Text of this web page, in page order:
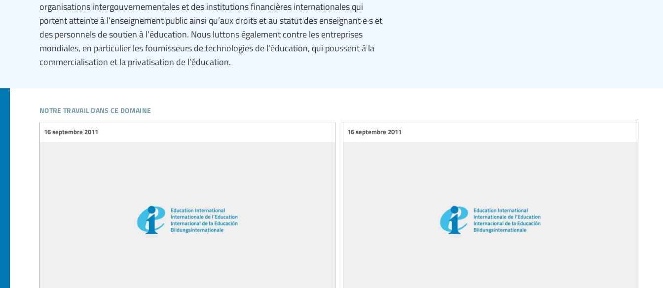
organisations intergouvernementales et des institutions financières internationales qui
portent atteinte à l’enseignement public ainsi qu’aux droits et au statut des enseignant·e·s et
des personnels de soutien à l’éducation. Nous luttons également contre les entreprises
mondiales, en particulier les fournisseurs de technologies de l'éducation, qui poussent à la
commercialisation et la privatisation de l’éducation.
notre travail dans ce domaine
16 septembre 2011 16 septembre 2011